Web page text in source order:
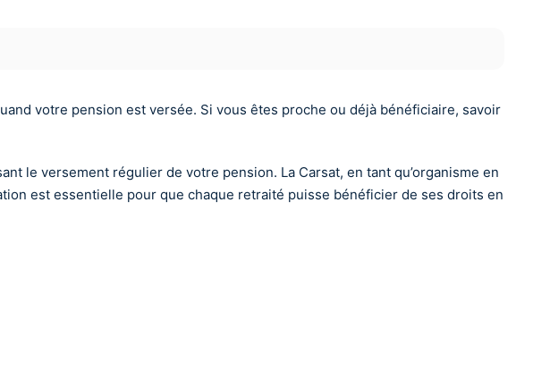
votre pension est versée. Si vous êtes proche ou déjà bénéficiaire, savoir
le versement régulier de votre pension. La Carsat, en tant qu’organisme en
est essentielle pour que chaque retraité puisse bénéficier de ses droits en